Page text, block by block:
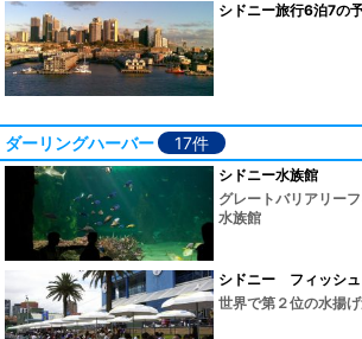
シドニー旅行6泊7の
ダーリングハーバー 17件
シドニー水族館
グレートバリアリー
水族館
シドニー フィッシ
世界で第２位の水揚